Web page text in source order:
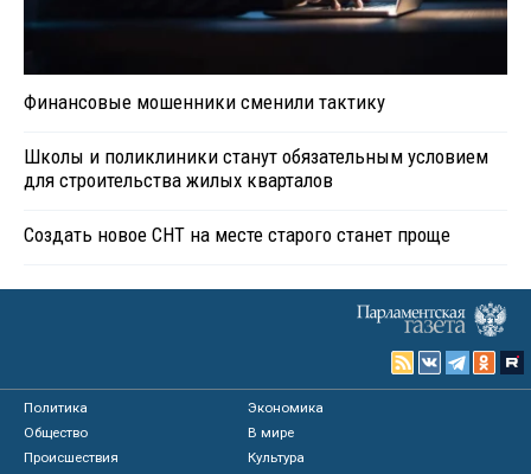
Финансовые мошенники сменили тактику
Школы и поликлиники станут обязательным условием
для строительства жилых кварталов
Создать новое СНТ на месте старого станет проще
Политика
Экономика
Общество
В мире
Происшествия
Культура